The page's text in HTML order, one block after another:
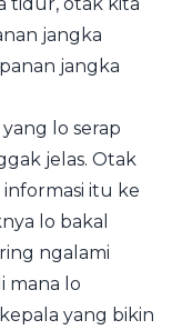
jangka
jangka
lo serap
jelas. Otak
itu ke
lo bakal
ngalami
mana lo
yang bikin